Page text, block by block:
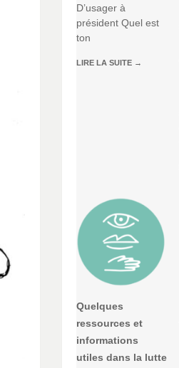
D’usager à
président Quel est
ton
LIRE LA SUITE →
Quelques
ressources et
informations
utiles dans la lutte